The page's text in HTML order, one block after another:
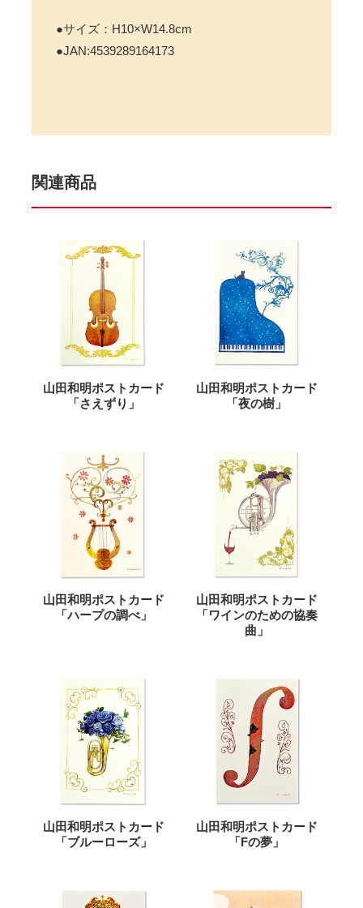
●サイズ：H10×W14.8cm
●JAN:4539289164173
関連商品
山田和明ポストカード
「さえずり」
山田和明ポストカード
「夜の樹」
山田和明ポストカード
「ハープの調べ」
山田和明ポストカード
「ワインのための協奏
曲」
山田和明ポストカード
「ブルーローズ」
山田和明ポストカード
「Fの夢」